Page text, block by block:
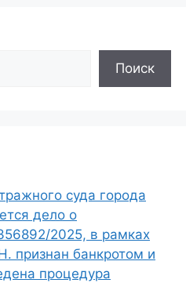
Поиск
суда города
дело о
2025, в рамках
признан банкротом и
процедура